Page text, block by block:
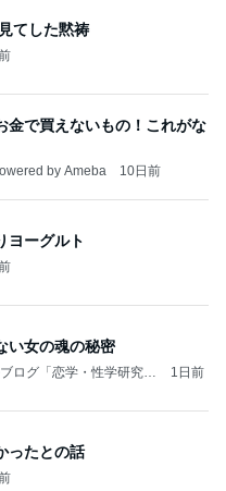
てした黙祷
金で買えないもの！これがな
by Ameba 10日前
ヨーグルト
い女の魂の秘密
ログ「恋学・性学研究
1日前
ったとの話